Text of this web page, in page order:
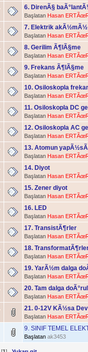
6. DirenÃ§
Başlatan Hasan
7. Elektrik
Başlatan Hasan
8. Gerilim Ã¶lÃ§me
Başlatan Hasan
9. Frekans Ã¶lÃ§me
Başlatan Hasan
10. Osiloskopla
Başlatan Hasan
11. Osiloskopla DC
Başlatan Hasan
12. Osiloskopla AC
Başlatan Hasan
13. Atomun
Başlatan Hasan
14. Diyot
Başlatan Hasan
15. Zener diyot
Başlatan Hasan
16. LED
Başlatan Hasan
17. TransistÃ¶rler
Başlatan Hasan
18.
Başlatan Hasan
19. YarÃ½m dalga
Başlatan Hasan
20. Tam dalga
Başlatan Hasan
21. 0-12V KÃ½sa
Başlatan Hasan
9. SINIF TEMEL
Başlatan ak3453